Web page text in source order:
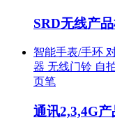
SRD无线产
智能手表/手环
器 无线门铃 自
页笔
通讯2,3,4G产